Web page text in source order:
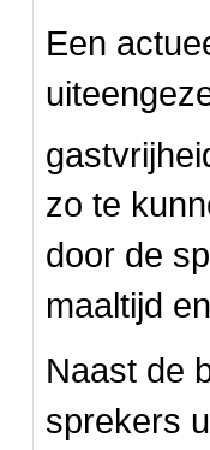
Een
zo te
door de
maaltijd
Naast de
sprekers